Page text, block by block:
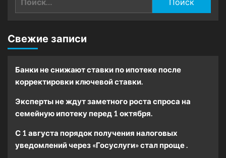
Свежие записи
Банки не снижают ставки по ипотеке после
корректировки ключевой ставки.
Эксперты не ждут заметного роста спроса на
семейную ипотеку перед 1 октября.
С 1 августа порядок получения налоговых
уведомлений через «Госуслуги» стал проще .